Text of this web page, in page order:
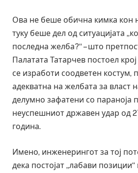
Ова не беше обична кимка кон
туку беше дел од ситуацијата
последна желба?“ – што
Палатата Татарчев постоел
се изработи соодветен костум,
адекватна на желбата за власт
делумно зафатени со параноја
неуспешниот државен удар од
година.
Имено, инженерингот за тој
дека постојат „лабави